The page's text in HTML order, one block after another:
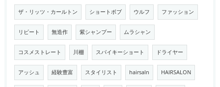
ザ・リッツ・カールトン ショートボブ ウルフ ファッション
リピート 無造作 紫シャンプー ムラシャン
コスメストレート 川棚 スパイキーショート ドライヤー
アッシュ 経験豊富 スタイリスト hairsaln HAIRSALON